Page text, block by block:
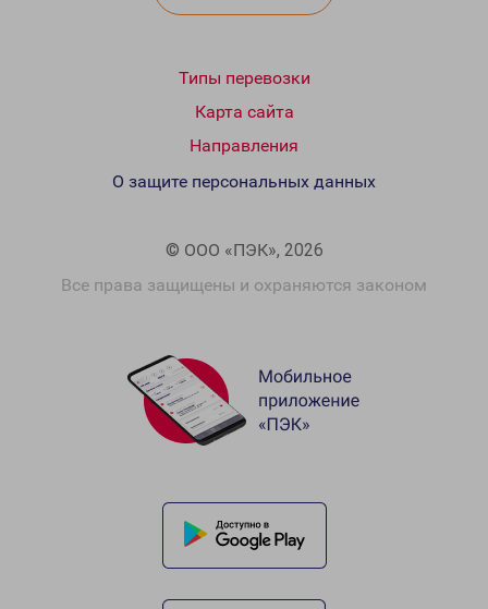
Типы перевозки
Карта сайта
Направления
© ООО «ПЭК», 2026
Все права защищены и охраняются законом
О защите персональных данных